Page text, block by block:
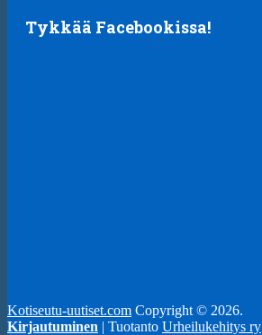
Tykkää Facebookissa!
Kotiseutu-uutiset.com Copyright © 2026.
Kirjautuminen | Tuotanto Urheilukehitys ry